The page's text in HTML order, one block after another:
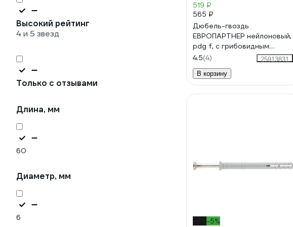
Высокий рейтинг
4 и 5 звезд
Только с отзывами
Длина, мм
60
Диаметр, мм
6
519 ₽
565 ₽
Дюбель-гвоздь
ЕВРОПАРТНЕР нейлоновый,
pdg f, с грибовидным
бортиком, 6x60 мм, 40 шт. 1
0106 3
4.5(4)
25913831
В корзину
-5%